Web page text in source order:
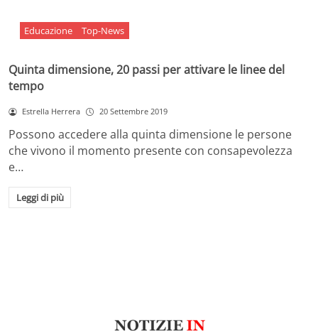
Educazione Top-News
Quinta dimensione, 20 passi per attivare le linee del
tempo
Estrella Herrera 20 Settembre 2019
Possono accedere alla quinta dimensione le persone
che vivono il momento presente con consapevolezza
e…
Leggi di più